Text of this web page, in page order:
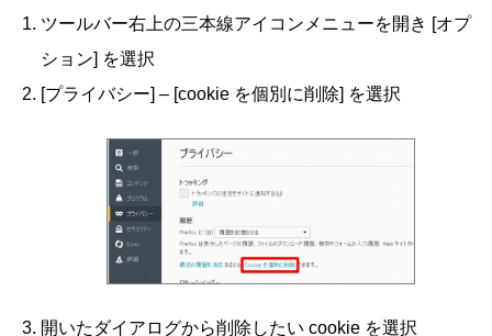
ツールバー右上の三本線アイコンメニューを開き [オプ
ション] を選択
[プライバシー] – [cookie を個別に削除] を選択
開いたダイアログから削除したい cookie を選択